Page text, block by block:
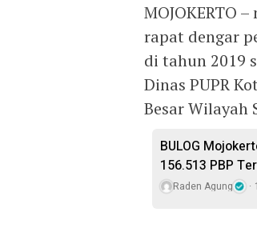
MOJOKERTO
rapat dengar
di tahun 2019
Dinas PUPR
Besar Wilayah
BULOG
156.513 PBP
Raden Agung